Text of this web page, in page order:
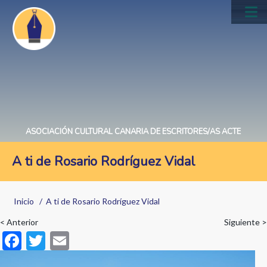
Pasar
contenido
principal
ASOCIACIÓN CULTURAL CANARIA DE ESCRITORES/AS ACTE
A ti de Rosario Rodríguez Vidal
Sobrescribir
enlaces
de
ayuda
Inicio A ti de Rosario Rodríguez Vidal
< Anterior Siguiente >
F
ac
T
w m